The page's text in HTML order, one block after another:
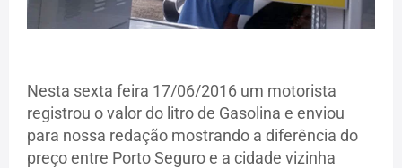
Nesta sexta feira 17/06/2016 um motorista
registrou o valor do litro de Gasolina e enviou
para nossa redação mostrando a diferência do
preço entre Porto Seguro e a cidade vizinha